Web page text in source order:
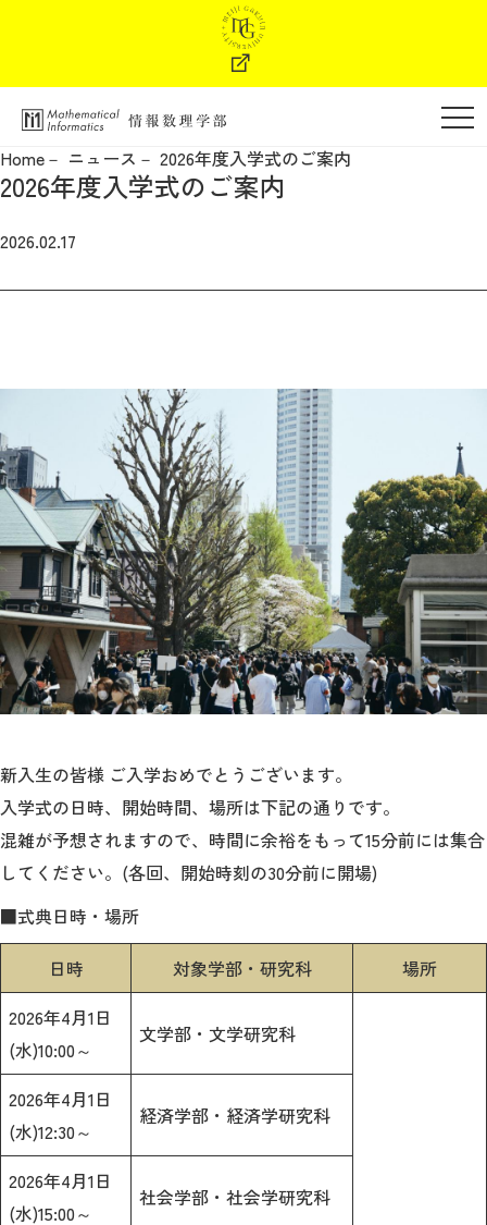
よくあるご質問 サイトマップ
アクセス お問い合わせ
学部の特色
学部長メッセージ
教育・カリキュラム
進路・キャリア支援
学納金
入試情報
情報数理科学研究所
大学院
Home ニュース 2026年度入学式のご案内
2026年度入学式のご案内
2026.02.17
新入生の皆様 ご入学おめでとうございます。
入学式の日時、開始時間、場所は下記の通りです。
混雑が予想されますので、時間に余裕をもって15分前には集合
してください。(各回、開始時刻の30分前に開場)
■式典日時・場所
日時
対象学部・研究科
場所
2026年4月1日
(水)10:00～
文学部・文学研究科
2026年4月1日
(水)12:30～
経済学部・経済学研究科
2026年4月1日
(水)15:00～
社会学部・社会学研究科